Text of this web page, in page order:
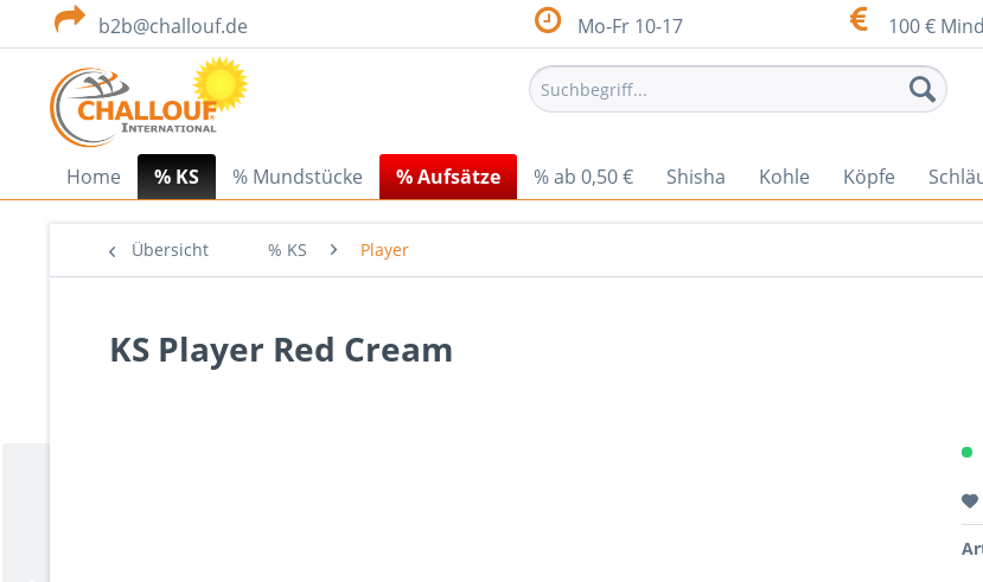
b2b@challouf.de Mo-Fr 10-17 100 €
Home % KS % Mundstücke % Aufsätze % ab 0,50 € Shisha Kohle Köpfe
Übersicht % KS Player
KS Player Red Cream